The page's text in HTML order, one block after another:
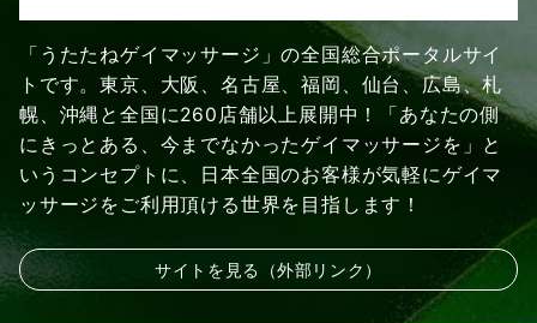
「うたたねゲイマッサージ」の全国総合ポータルサイ
トです。東京、大阪、名古屋、福岡、仙台、広島、札
幌、沖縄と全国に260店舗以上展開中！「あなたの側
にきっとある、今までなかったゲイマッサージを」と
いうコンセプトに、日本全国のお客様が気軽にゲイマ
ッサージをご利用頂ける世界を目指します！
サイトを見る（外部リンク）